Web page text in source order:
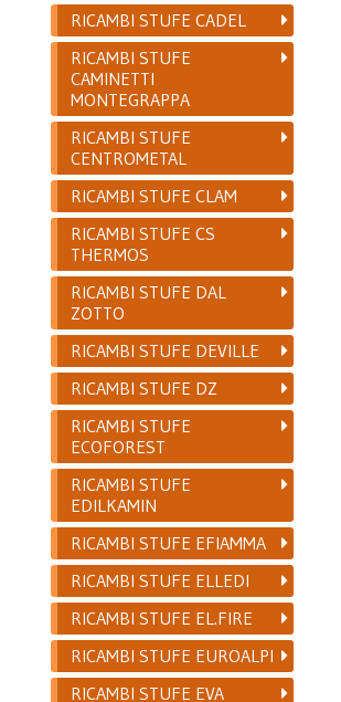
RICAMBI STUFE CADEL
RICAMBI STUFE
CAMINETTI
MONTEGRAPPA
RICAMBI STUFE
CENTROMETAL
RICAMBI STUFE CLAM
RICAMBI STUFE CS
THERMOS
RICAMBI STUFE DAL
ZOTTO
RICAMBI STUFE DEVILLE
RICAMBI STUFE DZ
RICAMBI STUFE
ECOFOREST
RICAMBI STUFE
EDILKAMIN
RICAMBI STUFE EFIAMMA
RICAMBI STUFE ELLEDI
RICAMBI STUFE EL.FIRE
RICAMBI STUFE EUROALPI
RICAMBI STUFE EVA